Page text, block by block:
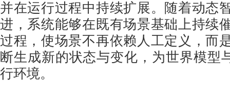
并在运行过程中持续扩展。随着动态
进，系统能够在既有场景基础上持续
过程，使场景不再依赖人工定义，而
断生成新的状态与变化，为世界模型
行环境。